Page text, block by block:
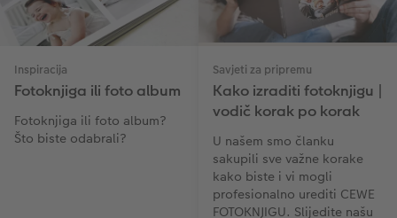
Inspiracija
Fotoknjiga ili foto album
Fotoknjiga ili foto album?
Što biste odabrali?
Savjeti za pripremu
Kako izraditi fotoknjigu |
vodič korak po korak
U našem smo članku
sakupili sve važne korake
kako biste i vi mogli
profesionalno urediti CEWE
FOTOKNJIGU. Slijedite našu